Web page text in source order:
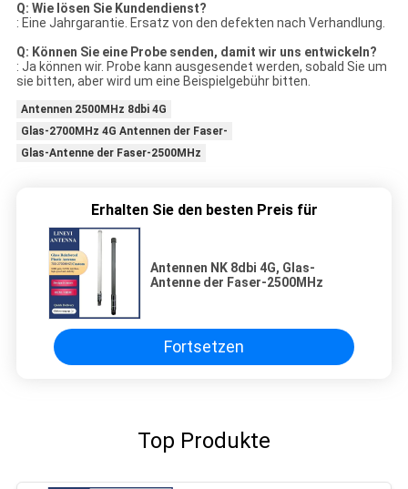
Q: Wie lösen Sie Kundendienst?
: Eine Jahrgarantie. Ersatz von den defekten nach Verhandlung.
Q: Können Sie eine Probe senden, damit wir uns entwickeln?
: Ja können wir. Probe kann ausgesendet werden, sobald Sie um
sie bitten, aber wird um eine Beispielgebühr bitten.
Antennen 2500MHz 8dbi 4G
Glas-2700MHz 4G Antennen der Faser-
Glas-Antenne der Faser-2500MHz
Erhalten Sie den besten Preis für
Antennen NK 8dbi 4G, Glas-
Antenne der Faser-2500MHz
Fortsetzen
Top Produkte